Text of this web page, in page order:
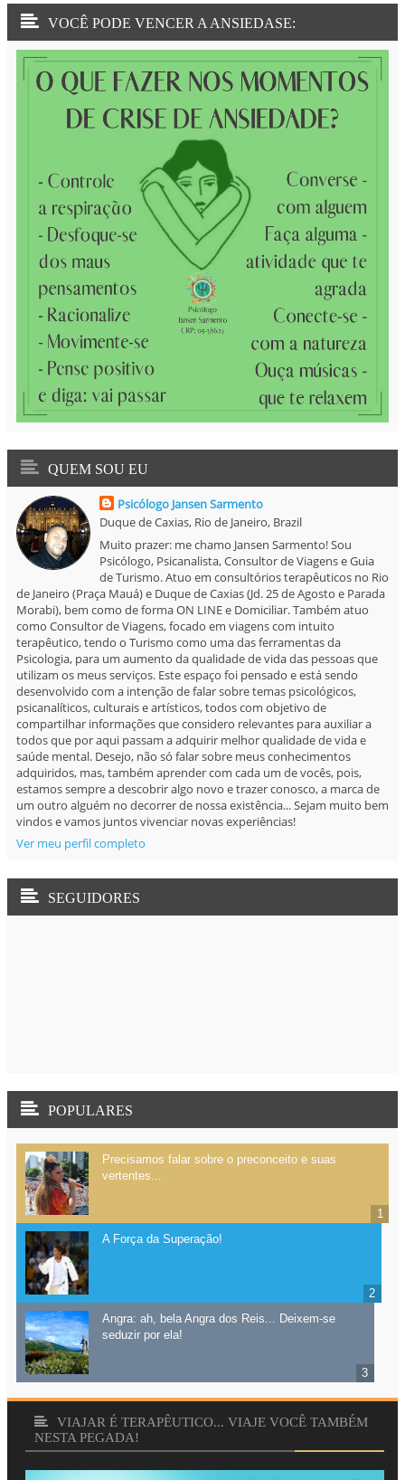
VOCÊ PODE VENCER A ANSIEDASE:
QUEM SOU EU
Psicólogo Jansen Sarmento
Duque de Caxias, Rio de Janeiro, Brazil
Muito prazer: me chamo Jansen Sarmento! Sou
Psicólogo, Psicanalista, Consultor de Viagens e Guia
de Turismo. Atuo em consultórios terapêuticos no Rio
de Janeiro (Praça Mauá) e Duque de Caxias (Jd. 25 de Agosto e Parada
Morabi), bem como de forma ON LINE e Domiciliar. Também atuo
como Consultor de Viagens, focado em viagens com intuito
terapêutico, tendo o Turismo como uma das ferramentas da
Psicologia, para um aumento da qualidade de vida das pessoas que
utilizam os meus serviços. Este espaço foi pensado e está sendo
desenvolvido com a intenção de falar sobre temas psicológicos,
psicanalíticos, culturais e artísticos, todos com objetivo de
compartilhar informações que considero relevantes para auxiliar a
todos que por aqui passam a adquirir melhor qualidade de vida e
saúde mental. Desejo, não só falar sobre meus conhecimentos
adquiridos, mas, também aprender com cada um de vocês, pois,
estamos sempre a descobrir algo novo e trazer conosco, a marca de
um outro alguém no decorrer de nossa existência... Sejam muito bem
vindos e vamos juntos vivenciar novas experiências!
Ver meu perfil completo
SEGUIDORES
POPULARES
Precisamos falar sobre o preconceito e suas
vertentes...
A Força da Superação!
Angra: ah, bela Angra dos Reis... Deixem-se
seduzir por ela!
VIAJAR É TERAPÊUTICO... VIAJE VOCÊ TAMBÉM
NESTA PEGADA!